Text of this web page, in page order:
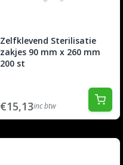
Zelfklevend Sterilisatie
zakjes 90 mm x 260 mm
200 st
€15,13inc btw